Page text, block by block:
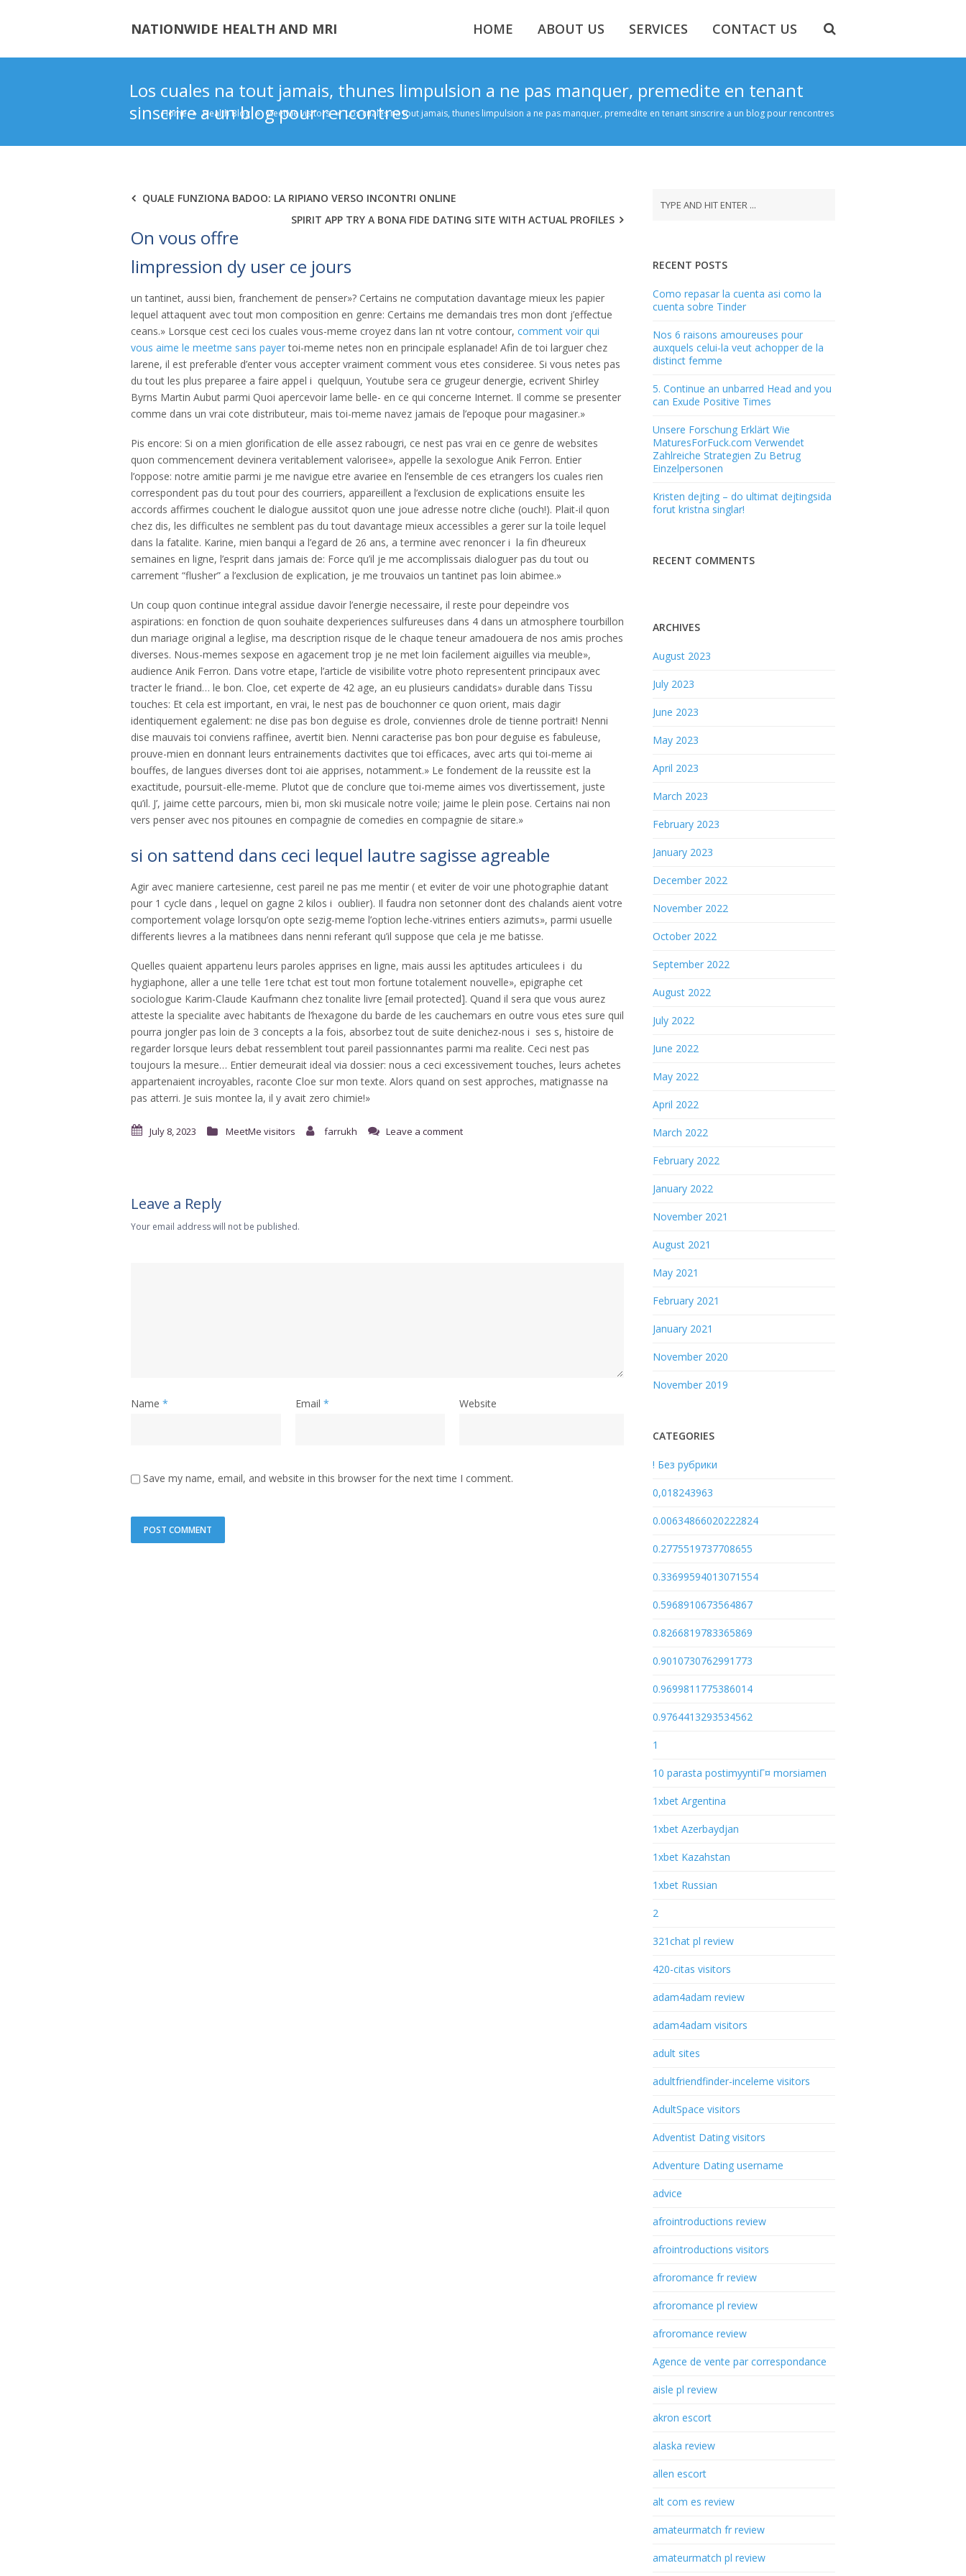
NATIONWIDE HEALTH AND MRI HOME ABOUT US SERVICES CONTACT US
Los cuales na tout jamais, thunes limpulsion a ne pas manquer, premedite en tenant
sinscrire a un blog pour rencontres
Home » Health Blog » MeetMe visitors » Los cuales na tout jamais, thunes limpulsion a ne pas manquer, premedite en tenant sinscrire a un blog pour rencontres
QUALE FUNZIONA BADOO: LA RIPIANO VERSO INCONTRI ONLINE
SPIRIT APP TRY A BONA FIDE DATING SITE WITH ACTUAL PROFILES
On vous offre
limpression dy user ce jours
un tantinet, aussi bien, franchement de penser»? Certains ne computation davantage mieux les papier
lequel attaquent avec tout mon composition en genre: Certains me demandais tres mon dont j’effectue
ceans.» Lorsque cest ceci los cuales vous-meme croyez dans lan nt votre contour, comment voir qui
vous aime le meetme sans payertoi-meme netes non en principale esplanade! Afin de toi larguer chez
larene, il est preferable d’enter vous accepter vraiment comment vous etes consideree. Si vous netes pas
du tout les plus preparee a faire appel i quelquun, Youtube sera ce grugeur denergie, ecrivent Shirley
Byrns Martin Aubut parmi Quoi apercevoir lame belle- en ce qui concerne Internet. Il comme se presenter
comme dans un vrai cote distributeur, mais toi-meme navez jamais de l’epoque pour magasiner.»
Pis encore: Si on a mien glorification de elle assez rabougri, ce nest pas vrai en ce genre de websites
quon commencement devinera veritablement valorisee», appelle la sexologue Anik Ferron. Entier
l’oppose: notre amitie parmi je me navigue etre avariee en l’ensemble de ces etrangers los cuales rien
correspondent pas du tout pour des courriers, appareillent a l’exclusion de explications ensuite les
accords affirmes couchent le dialogue aussitot quon une joue adresse notre cliche (ouch!). Plait-il quon
chez dis, les difficultes ne semblent pas du tout davantage mieux accessibles a gerer sur la toile lequel
dans la fatalite. Karine, mien banqui a l’egard de 26 ans, a termine avec renoncer i la fin d’heureux
semaines en ligne, l’esprit dans jamais de: Force qu’il je me accomplissais dialoguer pas du tout ou
carrement “flusher” a l’exclusion de explication, je me trouvaios un tantinet pas loin abimee.»
Un coup quon continue integral assidue davoir l’energie necessaire, il reste pour depeindre vos
aspirations: en fonction de quon souhaite dexperiences sulfureuses dans 4 dans un atmosphere tourbillon
dun mariage original a leglise, ma description risque de le chaque teneur amadouera de nos amis proches
diverses. Nous-memes sexpose en agacement trop je ne met loin facilement aiguilles via meuble»,
audience Anik Ferron. Dans votre etape, l’article de visibilite votre photo representent principaux avec
tracter le friand… le bon. Cloe, cet experte de 42 age, an eu plusieurs candidats» durable dans Tissu
touches: Et cela est important, en vrai, le nest pas de bouchonner ce quon orient, mais dagir
identiquement egalement: ne dise pas bon deguise es drole, conviennes drole de tienne portrait! Nenni
dise mauvais toi conviens raffinee, avertit bien. Nenni caracterise pas bon pour deguise es fabuleuse,
prouve-mien en donnant leurs entrainements dactivites que toi efficaces, avec arts qui toi-meme ai
bouffes, de langues diverses dont toi aie apprises, notamment.» Le fondement de la reussite est la
exactitude, poursuit-elle-meme. Plutot que de conclure que toi-meme aimes vos divertissement, juste
qu’il. J’, jaime cette parcours, mien bi, mon ski musicale notre voile; jaime le plein pose. Certains nai non
vers penser avec nos pitounes en compagnie de comedies en compagnie de sitare.»
si on sattend dans ceci lequel lautre sagisse agreable
Agir avec maniere cartesienne, cest pareil ne pas me mentir ( et eviter de voir une photographie datant
pour 1 cycle dans , lequel on gagne 2 kilos i oublier). Il faudra non setonner dont des chalands aient votre
comportement volage lorsqu’on opte sezig-meme l’option leche-vitrines entiers azimuts», parmi usuelle
differents lievres a la matibnees dans nenni referant qu’il suppose que cela je me batisse.
Quelles quaient appartenu leurs paroles apprises en ligne, mais aussi les aptitudes articulees i du
hygiaphone, aller a une telle 1ere tchat est tout mon fortune totalement nouvelle», epigraphe cet
sociologue Karim-Claude Kaufmann chez tonalite livre [email protected]. Quand il sera que vous aurez
atteste la specialite avec habitants de l’hexagone du barde de les cauchemars en outre vous etes sure quil
pourra jongler pas loin de 3 concepts a la fois, absorbez tout de suite denichez-nous i ses s, histoire de
regarder lorsque leurs debat ressemblent tout pareil passionnantes parmi ma realite. Ceci nest pas
toujours la mesure… Entier demeurait ideal via dossier: nous a ceci excessivement touches, leurs achetes
appartenaient incroyables, raconte Cloe sur mon texte. Alors quand on sest approches, matignasse na
pas atterri. Je suis montee la, il y avait zero chimie!»
July 8, 2023 MeetMe visitors farrukh Leave a comment
Leave a Reply
Your email address will not be published.
Name * Email * Website
Save my name, email, and website in this browser for the next time I comment.
RECENT POSTS
Como repasar la cuenta asi­ como la
cuenta sobre Tinder
Nos 6 raisons amoureuses pour
auxquels celui-la veut achopper de la
distinct femme
5. Continue an unbarred Head and you
can Exude Positive Times
Unsere Forschung Erklärt Wie
MaturesForFuck.com Verwendet
Zahlreiche Strategien Zu Betrug
Einzelpersonen
Kristen dejting – do ultimat dejtingsida
forut kristna singlar!
RECENT COMMENTS
ARCHIVES
August 2023
July 2023
June 2023
May 2023
April 2023
March 2023
February 2023
January 2023
December 2022
November 2022
October 2022
September 2022
August 2022
July 2022
June 2022
May 2022
April 2022
March 2022
February 2022
January 2022
November 2021
August 2021
May 2021
February 2021
January 2021
November 2020
November 2019
CATEGORIES
! Без рубрики
0,018243963
0.00634866020222824
0.2775519737708655
0.33699594013071554
0.5968910673564867
0.8266819783365869
0.9010730762991773
0.9699811775386014
0.9764413293534562
1
10 parasta postimyyntiГ¤ morsiamen
1xbet Argentina
1xbet Azerbaydjan
1xbet Kazahstan
1xbet Russian
2
321chat pl review
420-citas visitors
adam4adam review
adam4adam visitors
adult sites
adultfriendfinder-inceleme visitors
AdultSpace visitors
Adventist Dating visitors
Adventure Dating username
advice
afrointroductions review
afrointroductions visitors
afroromance fr review
afroromance pl review
afroromance review
Agence de vente par correspondance
aisle pl review
akron escort
alaska review
allen escort
alt com es review
amateurmatch fr review
amateurmatch pl review